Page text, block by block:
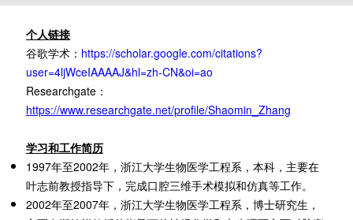
个人链接
谷歌学术： https://scholar.google.com/citations?
user=4ljWceIAAAAJ&hl=zh-CN&oi=ao
Researchgate：
https://www.researchgate.net/profile/Shaomin_Zhang
学习和工作简历
1997年至2002年，浙江大学生物医学工程系，本科，主要在
叶志前教授指导下，完成口腔三维手术模拟和仿真等工作。
2002年至2007年，浙江大学生物医学工程系，博士研究生，